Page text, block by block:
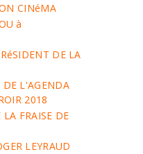
CINéMA
à
DE LA
DE L'AGENDA
2018
FRAISE DE
LEYRAUD